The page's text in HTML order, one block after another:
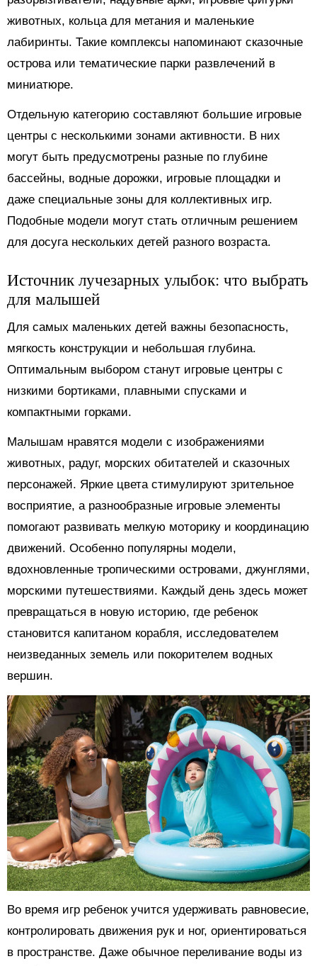
животных, кольца для метания и маленькие
лабиринты. Такие комплексы напоминают сказочные
острова или тематические парки развлечений в
миниатюре.
Отдельную категорию составляют большие игровые
центры с несколькими зонами активности. В них
могут быть предусмотрены разные по глубине
бассейны, водные дорожки, игровые площадки и
даже специальные зоны для коллективных игр.
Подобные модели могут стать отличным решением
для досуга нескольких детей разного возраста.
Источник лучезарных улыбок: что выбрать
для малышей
Для самых маленьких детей важны безопасность,
мягкость конструкции и небольшая глубина.
Оптимальным выбором станут игровые центры с
низкими бортиками, плавными спусками и
компактными горками.
Малышам нравятся модели с изображениями
животных, радуг, морских обитателей и сказочных
персонажей. Яркие цвета стимулируют зрительное
восприятие, а разнообразные игровые элементы
помогают развивать мелкую моторику и координацию
движений. Особенно популярны модели,
вдохновленные тропическими островами, джунглями,
морскими путешествиями. Каждый день здесь может
превращаться в новую историю, где ребенок
становится капитаном корабля, исследователем
неизведанных земель или покорителем водных
вершин.
Во время игр ребенок учится удерживать равновесие,
контролировать движения рук и ног, ориентироваться
в пространстве. Даже обычное переливание воды из